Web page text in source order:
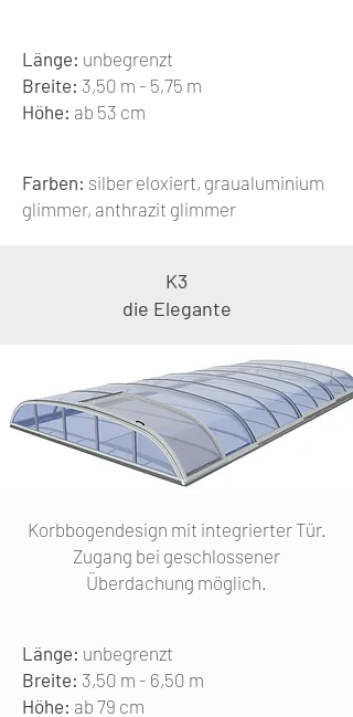
Länge: unbegrenzt
Breite: 3,50 m - 5,75 m
Höhe: ab 53 cm
Farben: silber eloxiert, graualuminium
glimmer, anthrazit glimmer
K3
die Elegante
Korbbogendesign mit integrierter Tür.
Zugang bei geschlossener
Überdachung möglich.
Länge: unbegrenzt
Breite: 3,50 m - 6,50 m
Höhe: ab 79 cm